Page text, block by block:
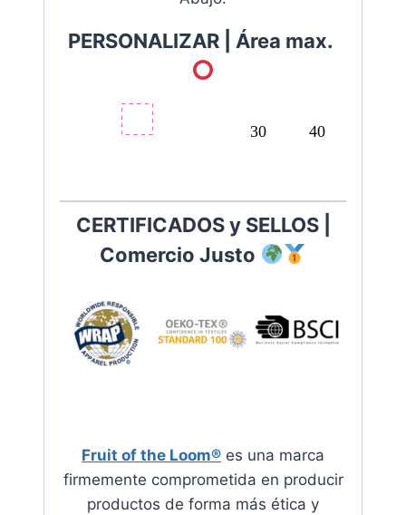
PERSONALIZAR | Área max.
30 40
CERTIFICADOS y SELLOS |
Comercio Justo
Fruit of the Loom® es una marca
firmemente comprometida en producir
productos de forma más ética y